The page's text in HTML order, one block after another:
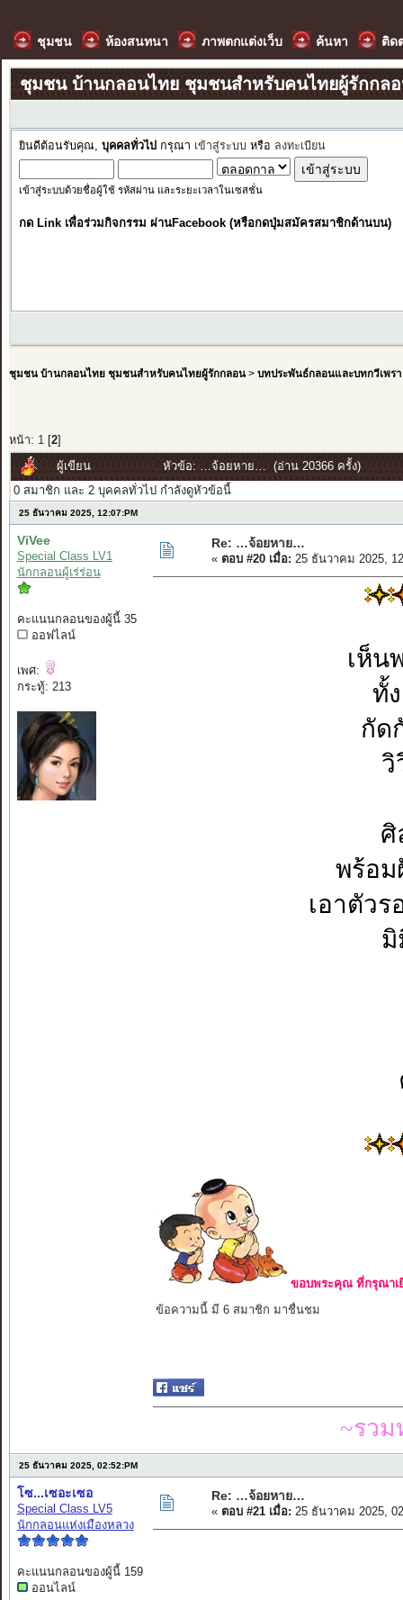
ชุมชน ห้องสนทนา ภาพตกแต่งเว็บ ค้นหา ติด
ชุมชน บ้านกลอนไทย ชุมชนสำหรับคนไทยผู้รักกล
ยินดีต้อนรับคุณ, บุคคลทั่วไป กรุณา เข้าสู่ระบบ หรือ ลงทะเบียน
เข้าสู่ระบบด้วยชื่อผู้ใช้ รหัสผ่าน และระยะเวลาในเซสชั่น
กด Link เพื่อร่วมกิจกรรม ผ่านFacebook (หรือกดปุ่มสมัครสมาชิกด้านบน)
ชุมชน บ้านกลอนไทย ชุมชนสำหรับคนไทยผู้รักกลอน> บทประพันธ์กลอนและบทกวีเพรา
หน้า: 1[ 2]
ผู้เขียน
หัวข้อ: …จ้อยหาย… (อ่าน 20366 ครั้ง)
0 สมาชิก และ 2 บุคคลทั่วไป กำลังดูหัวข้อนี้
25 ธันวาคม 2025, 12:07:PM
ViVee
Special Class LV1
นักกลอนผู้เร่ร่อน
คะแนนกลอนของผู้นี้ 35
ออฟไลน์
เพศ:
กระทู้: 213
Re: …จ้อยหาย…
« ตอบ #20 เมื่อ: 25 ธันวาคม 2025,
เห็น
ทั้
กัด
วิ
ศิ
พร้อม
เอาตัวร
มิ
ขอบพระคุณ ที่กรุณาเ
ข้อความนี้ มี 6 สมาชิก มาชื่นชม
~รวม
25 ธันวาคม 2025, 02:52:PM
โซ...เซอะเซอ
Special Class LV5
นักกลอนแห่งเมืองหลวง
คะแนนกลอนของผู้นี้ 159
ออนไลน์
Re: …จ้อยหาย…
« ตอบ #21 เมื่อ: 25 ธันวาคม 2025,